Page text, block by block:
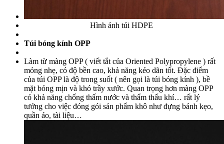
Hình ảnh túi HDPE
Túi bóng kính OPP
Làm từ màng OPP ( viết tắt của Oriented Polypropylene ) rất
mỏng nhẹ, có độ bền cao, khả năng kéo dãn tốt. Đặc điểm
của túi OPP là độ trong suốt ( nên gọi là túi bóng kính ), bề
mặt bóng mịn và khó trầy xước. Quan trọng hơn màng OPP
có khả năng chống thấm nước và thẩm thấu khí… rất lý
tưởng cho việc đóng gói sản phẩm khô như đựng bánh kẹo,
quần áo, tài liệu…